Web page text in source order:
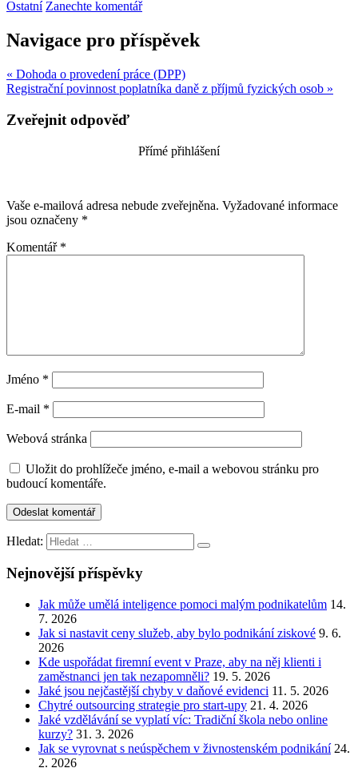
Ostatní Zanechte komentář
Navigace pro příspěvek
« Dohoda o provedení práce (DPP)
Registrační povinnost poplatníka daně z příjmů fyzických osob »
Zveřejnit odpověď
Přímé přihlášení
Vaše e-mailová adresa nebude zveřejněna. Vyžadované informace
jsou označeny *
Komentář *
Jméno *
E-mail *
Webová stránka
Uložit do prohlížeče jméno, e-mail a webovou stránku pro
budoucí komentáře.
Hledat:
Nejnovější příspěvky
Jak může umělá inteligence pomoci malým podnikatelům 14.
7. 2026
Jak si nastavit ceny služeb, aby bylo podnikání ziskové 9. 6.
2026
Kde uspořádat firemní event v Praze, aby na něj klienti i
zaměstnanci jen tak nezapomněli? 19. 5. 2026
Jaké jsou nejčastější chyby v daňové evidenci 11. 5. 2026
Chytré outsourcing strategie pro start-upy 21. 4. 2026
Jaké vzdělávání se vyplatí víc: Tradiční škola nebo online
kurzy? 31. 3. 2026
Jak se vyrovnat s neúspěchem v živnostenském podnikání 24.
2. 2026